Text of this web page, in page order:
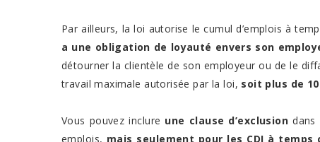
Par ailleurs, la loi autorise le cumul d’emplois à
a une obligation de loyauté envers son
détourner la clientèle de son employeur ou de le
travail maximale autorisée par la loi, soit plus de
Vous pouvez inclure une clause d’exclusion dans
emplois, mais seulement pour les CDI à temps